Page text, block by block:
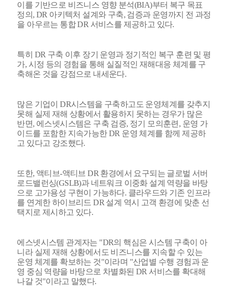
이를 기반으로 비즈니스 영향 분석(BIA)부터 복구 목표
정의, DR 아키텍처 설계와 구축, 검증과 운영까지 전 과정
을 아우르는 통합 DR 서비스를 제공하고 있다.
특히 DR 구축 이후 장기 운영과 정기적인 복구 훈련 및 평
가, 시정 등의 경험을 통해 실질적인 재해대응 체계를 구
축해온 것을 강점으로 내세운다.
많은 기업이 DR시스템을 구축하고도 운영체계를 갖추지
못해 실제 재해 상황에서 활용하지 못하는 경우가 많은
반면, 에스넷시스템은 구축 검증, 정기 모의훈련, 운영 가
이드를 포함한 지속가능한 DR 운영 체계를 함께 제공하
고 있다고 강조했다.
또한, 액티브-액티브 DR 환경에서 요구되는 글로벌 서버
로드밸런싱(GSLB)과 네트워크 이중화 설계 역량을 바탕
으로 고가용성 구현이 가능하다. 클라우드와 기존 인프라
를 연계한 하이브리드 DR 설계 역시 고객 환경에 맞춘 선
택지로 제시하고 있다.
에스넷시스템 관계자는 "DR의 핵심은 시스템 구축이 아
니라 실제 재해 상황에서도 비즈니스를 지속할 수 있는
운영 체계를 확보하는 것"이라며 "산업별 수행 경험과 운
영 중심 역량을 바탕으로 차별화된 DR 서비스를 확대해
나갈 것"이라고 말했다.